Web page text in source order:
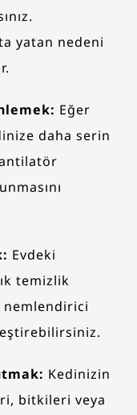
yatan nedeni
Eğer
daha serin
Evdeki
temizlik
nemlendirici
Kedinizin
bitkileri veya